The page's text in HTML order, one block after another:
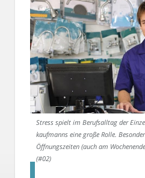
Stress spielt im Berufsalltag der
kaufmanns eine große Rolle.
Öffnungszeiten (auch am
(#02)